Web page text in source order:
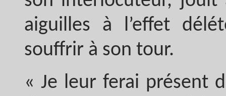
aiguilles à l’effet
souffrir à son tour.
« Je leur ferai présent